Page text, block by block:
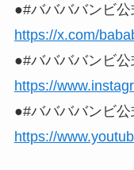
●#ババババンビ
https://x.com/
●#ババババンビ
https://
●#ババババンビ公
https://